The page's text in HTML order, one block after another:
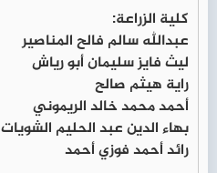
كلية الزراعة:
عبدالله سالم فالح المناصير
ليث فايز سليمان أبو رياش
راية هيثم صالح
أحمد محمد خالد الريموني
بهاء الدين عبد الحليم الشويات
رائد أحمد فوزي أحمد